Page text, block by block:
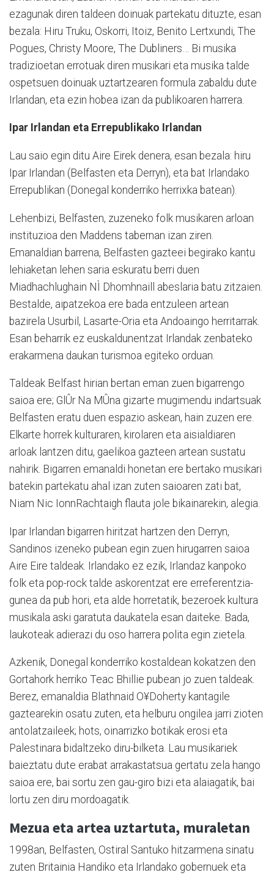
ezagunak diren taldeen doinuak partekatu dituzte, esan
bezala: Hiru Truku, Oskorri, Itoiz, Benito Lertxundi, The
Pogues, Christy Moore, The Dubliners… Bi musika
tradizioetan errotuak diren musikari eta musika talde
ospetsuen doinuak uztartzearen formula zabaldu dute
Irlandan, eta ezin hobea izan da publikoaren harrera.
Ipar Irlandan eta Errepublikako Irlandan
Lau saio egin ditu Aire Eirek denera, esan bezala: hiru
Ipar Irlandan (Belfasten eta Derryn), eta bat Irlandako
Errepublikan (Donegal konderriko herrixka batean).
Lehenbizi, Belfasten, zuzeneko folk musikaren arloan
instituzioa den Maddens tabernan izan ziren.
Emanaldian barrena, Belfasten gazteei begirako kantu
lehiaketan lehen saria eskuratu berri duen
Miadhachlughain NÌ Dhomhnaill abeslaria batu zitzaien.
Bestalde, aipatzekoa ere bada entzuleen artean
bazirela Usurbil, Lasarte-Oria eta Andoaingo herritarrak.
Esan beharrik ez euskaldunentzat Irlandak zenbateko
erakarmena daukan turismoa egiteko orduan.
Taldeak Belfast hirian bertan eman zuen bigarrengo
saioa ere; GlÛr Na MÛna gizarte mugimendu indartsuak
Belfasten eratu duen espazio askean, hain zuzen ere.
Elkarte horrek kulturaren, kirolaren eta aisialdiaren
arloak lantzen ditu, gaelikoa gazteen artean sustatu
nahirik. Bigarren emanaldi honetan ere bertako musikari
batekin partekatu ahal izan zuten saioaren zati bat,
Niam Nic IonnRachtaigh flauta jole bikainarekin, alegia.
Ipar Irlandan bigarren hiritzat hartzen den Derryn,
Sandinos izeneko pubean egin zuen hirugarren saioa
Aire Eire taldeak. Irlandako ez ezik, Irlandaz kanpoko
folk eta pop-rock talde askorentzat ere erreferentzia-
gunea da pub hori, eta alde horretatik, bezeroek kultura
musikala aski garatuta daukatela esan daiteke. Bada,
laukoteak adierazi du oso harrera polita egin zietela.
Azkenik, Donegal konderriko kostaldean kokatzen den
Gortahork herriko Teac Bhillie pubean jo zuen taldeak.
Berez, emanaldia Blathnaid O¥Doherty kantagile
gaztearekin osatu zuten, eta helburu ongilea jarri zioten
antolatzaileek; hots, oinarrizko botikak erosi eta
Palestinara bidaltzeko diru-bilketa. Lau musikariek
baieztatu dute erabat arrakastatsua gertatu zela hango
saioa ere, bai sortu zen gau-giro bizi eta alaiagatik, bai
lortu zen diru mordoagatik.
Mezua eta artea uztartuta, muraletan
1998an, Belfasten, Ostiral Santuko hitzarmena sinatu
zuten Britainia Handiko eta Irlandako gobernuek eta